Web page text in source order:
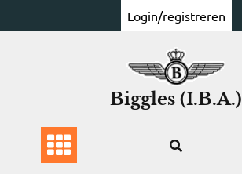
naar
Login/registreren
Biggles (I.B.A.)